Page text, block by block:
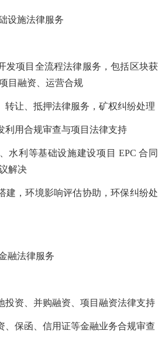
设施法律服务
发项目全流程法律服务，包括区块获
目融资、运营合规
转让、抵押法律服务，矿权纠纷处理
利用合规审查与项目法律支持
水利等基础设施建设项目 EPC 合同
解决
建，环境影响评估协助，环保纠纷处
融法律服务
投资、并购融资、项目融资法律支持
、保函、信用证等金融业务合规审查